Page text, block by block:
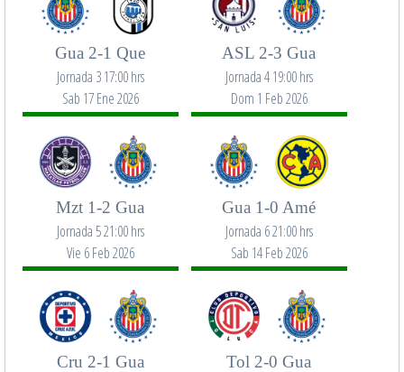
Gua 2-1 Que
Jornada 3 17:00 hrs
Sab 17 Ene 2026
ASL 2-3 Gua
Jornada 4 19:00 hrs
Dom 1 Feb 2026
Mzt 1-2 Gua
Jornada 5 21:00 hrs
Vie 6 Feb 2026
Gua 1-0 Amé
Jornada 6 21:00 hrs
Sab 14 Feb 2026
Cru 2-1 Gua Tol 2-0 Gua